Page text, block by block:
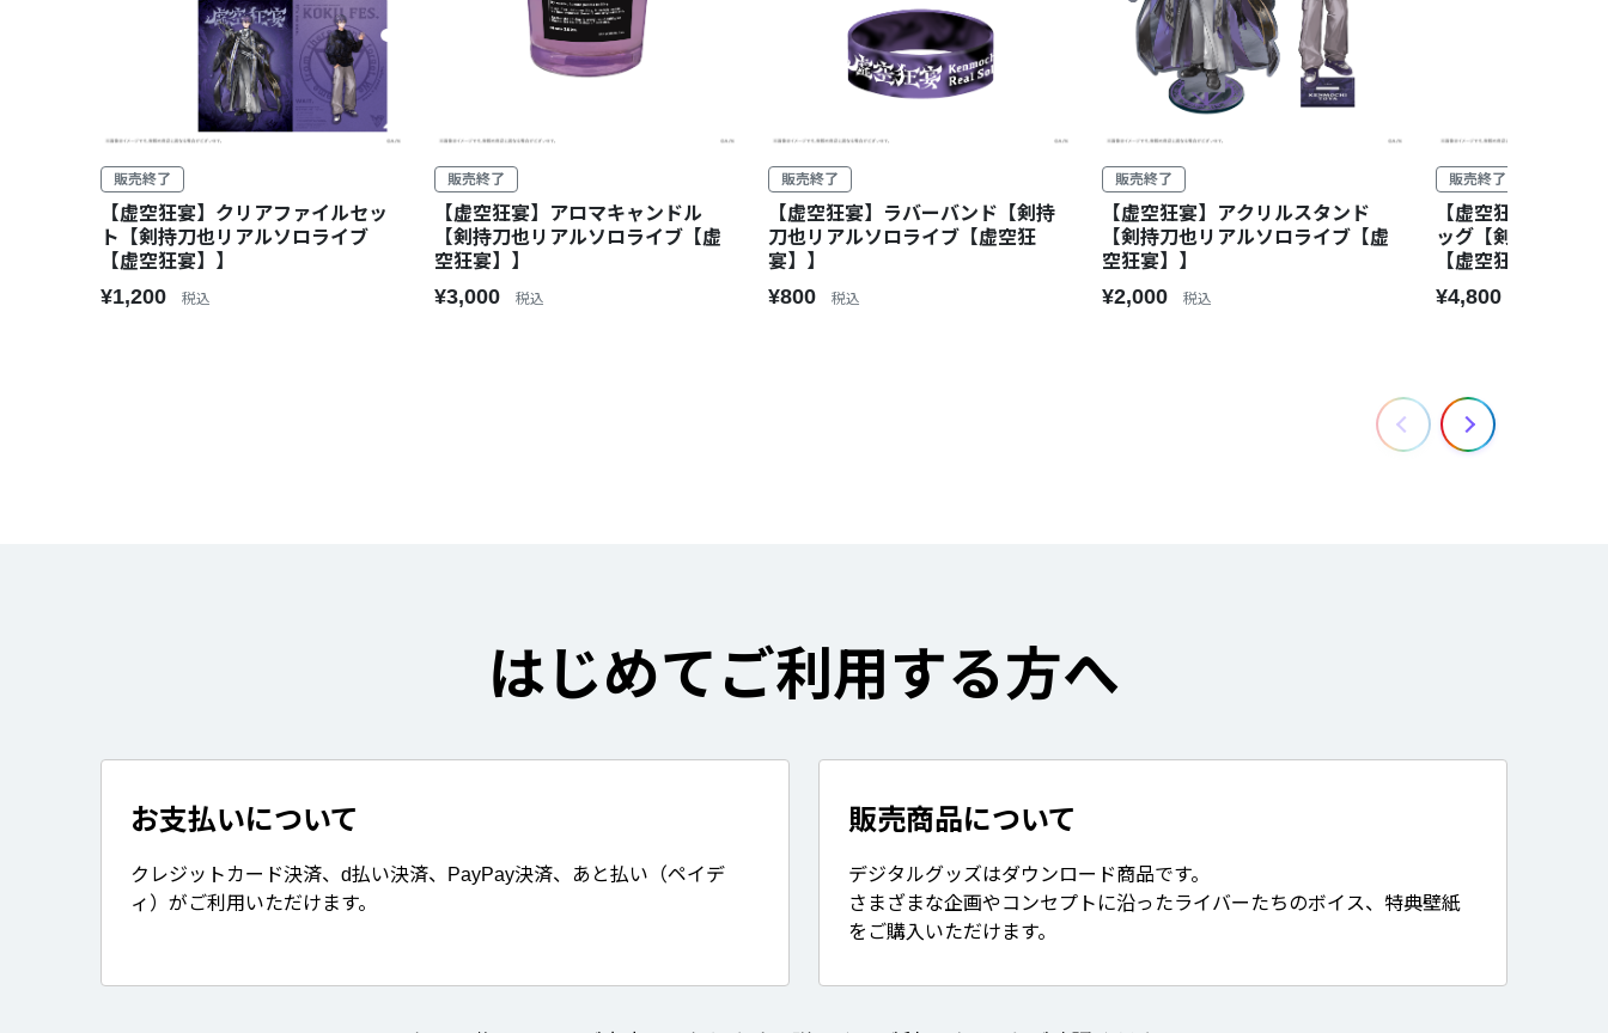
販売終了
【虚空狂宴】クリアファイルセッ
ト【剣持刀也リアルソロライブ
【虚空狂宴】】
¥1,200 税込
販売終了
【虚空狂宴】アロマキャンドル
【剣持刀也リアルソロライブ【虚
空狂宴】】
¥3,000 税込
販売終了
【虚空狂宴】ラバーバンド【剣持
刀也リアルソロライブ【虚空狂
宴】】
¥800 税込
販売終了
【虚空狂宴】アクリルスタンド
【剣持刀也リアルソロライブ【虚
空狂宴】】
¥2,000 税込
販売終了
【虚空狂宴】ポー
ッグ【剣持刀也リ
【虚空狂宴】】
¥4,800
はじめてご利用する方へ
お支払いについて
クレジットカード決済、d払い決済、PayPay決済、あと払い（ペイデ
ィ）がご利用いただけます。
販売商品について
デジタルグッズはダウンロード商品です。
さまざまな企画やコンセプトに沿ったライバーたちのボイス、特典壁紙
をご購入いただけます。